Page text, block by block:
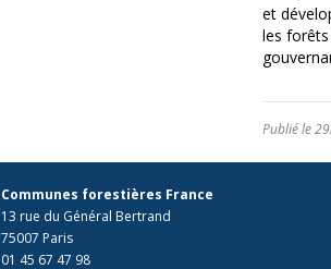
et
les forêts
Publié le
Communes forestières France
13 rue du Général Bertrand
75007 Paris
01 45 67 47 98